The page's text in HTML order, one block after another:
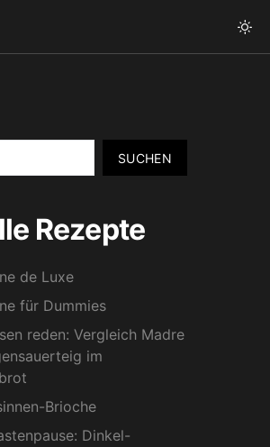
SUCHEN
Rezepte
de Luxe
für Dummies
reden: Vergleich Madre
im
Brioche
Dinkel-